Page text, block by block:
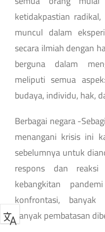
ketidakpastian
muncul dalam
secara ilmiah dengan
berguna dalam
meliputi semua
budaya, individu, hak,
Berbagai negara -
menangani krisis ini
sebelumnya untuk
respons dan reaksi
kebangkitan
konfrontasi, banyak
banyak pembatasan